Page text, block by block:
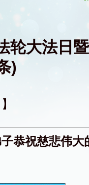
轮大法日
)
恭祝慈悲伟大